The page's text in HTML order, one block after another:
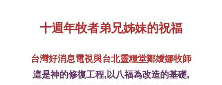
十週年牧者弟兄姊妹的祝福
台灣好消息電視與台北靈糧堂鄭嬡娜牧師
這是神的修復工程,以八福為改造的基礎,